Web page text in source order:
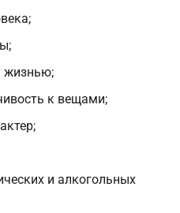
жизнью;
к вещами;
и алкогольных